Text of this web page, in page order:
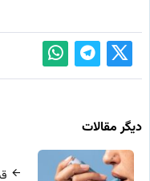
دیگر مقالات